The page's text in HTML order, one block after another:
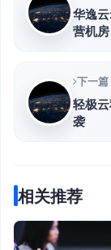
华逸
营机
下一篇
轻极
袭
相关推荐